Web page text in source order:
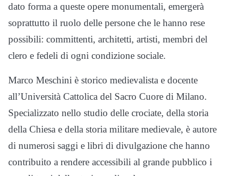
dato forma a queste opere monumentali, emergerà
soprattutto il ruolo delle persone che le hanno rese
possibili: committenti, architetti, artisti, membri del
clero e fedeli di ogni condizione sociale.
Marco Meschini è storico medievalista e docente
all’Università Cattolica del Sacro Cuore di Milano.
Specializzato nello studio delle crociate, della storia
della Chiesa e della storia militare medievale, è autore
di numerosi saggi e libri di divulgazione che hanno
contribuito a rendere accessibili al grande pubblico i